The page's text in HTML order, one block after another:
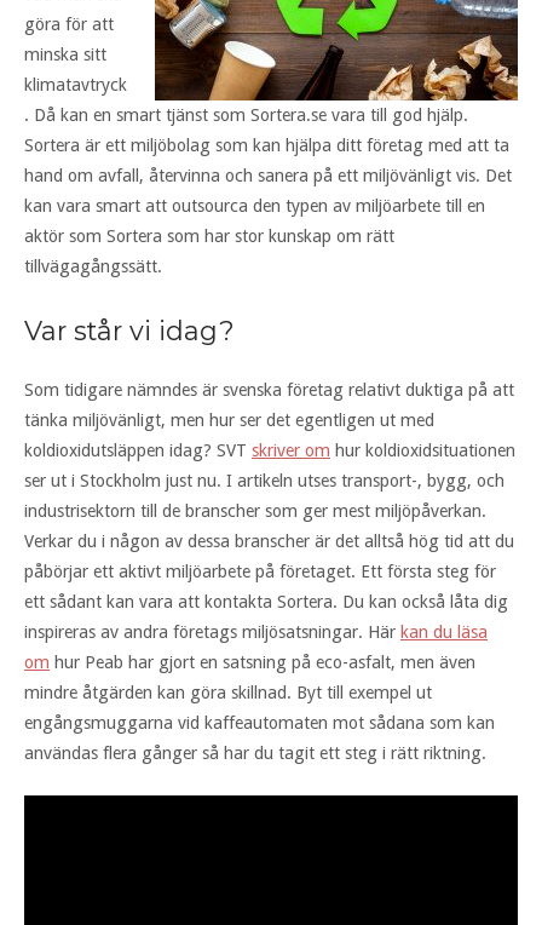
göra för att
minska sitt
klimatavtryck
. Då kan en smart tjänst som Sortera.se vara till god hjälp.
Sortera är ett miljöbolag som kan hjälpa ditt företag med att ta
hand om avfall, återvinna och sanera på ett miljövänligt vis. Det
kan vara smart att outsourca den typen av miljöarbete till en
aktör som Sortera som har stor kunskap om rätt
tillvägagångssätt.
Var står vi idag?
Som tidigare nämndes är svenska företag relativt duktiga på att
tänka miljövänligt, men hur ser det egentligen ut med
koldioxidutsläppen idag? SVT skriver om hur koldioxidsituationen
ser ut i Stockholm just nu. I artikeln utses transport-, bygg, och
industrisektorn till de branscher som ger mest miljöpåverkan.
Verkar du i någon av dessa branscher är det alltså hög tid att du
påbörjar ett aktivt miljöarbete på företaget. Ett första steg för
ett sådant kan vara att kontakta Sortera. Du kan också låta dig
inspireras av andra företags miljösatsningar. Här kan du läsa
om hur Peab har gjort en satsning på eco-asfalt, men även
mindre åtgärden kan göra skillnad. Byt till exempel ut
engångsmuggarna vid kaffeautomaten mot sådana som kan
användas flera gånger så har du tagit ett steg i rätt riktning.